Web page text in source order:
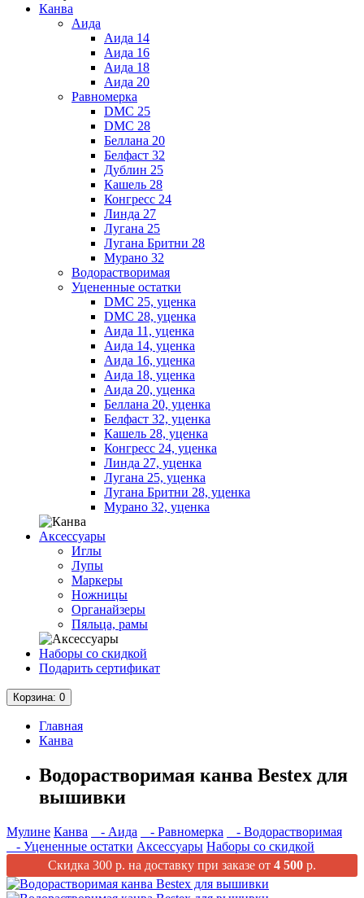
Канва
Аида
Аида 14
Аида 16
Аида 18
Аида 20
Равномерка
DMC 25
DMC 28
Беллана 20
Белфаст 32
Дублин 25
Кашель 28
Конгресс 24
Линда 27
Лугана 25
Лугана Бритни 28
Мурано 32
Водорастворимая
Уцененные остатки
DMC 25, уценка
DMC 28, уценка
Аида 11, уценка
Аида 14, уценка
Аида 16, уценка
Аида 18, уценка
Аида 20, уценка
Беллана 20, уценка
Белфаст 32, уценка
Кашель 28, уценка
Конгресс 24, уценка
Линда 27, уценка
Лугана 25, уценка
Лугана Бритни 28, уценка
Мурано 32, уценка
Аксессуары
Иглы
Лупы
Маркеры
Ножницы
Органайзеры
Пяльца, рамы
Наборы со скидкой
Подарить сертификат
Корзина: 0
Главная
Канва
Водорастворимая канва Bestex для
вышивки
Мулине Канва - Аида - Равномерка
- Водорастворимая
- Уцененные остатки Аксессуары Наборы со скидкой
Скидка 300 р. на доставку при заказе от 4 500 р.